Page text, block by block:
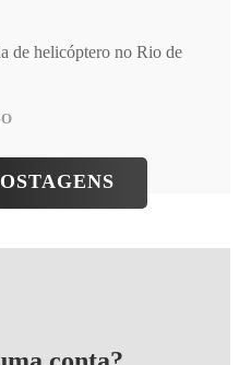
de helicóptero no Rio de